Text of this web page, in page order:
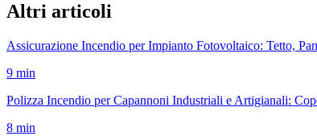
Altri articoli
Assicurazione Incendio per Impianto Fotovoltaico: Tetto,
9 min
Polizza Incendio per Capannoni Industriali e Artigianali:
8 min